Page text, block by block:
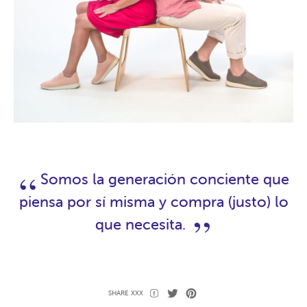
Somos la generación conciente que
piensa por sí misma y compra (justo) lo
que necesita.
SHARE XXX Share
Share
tweet
tweet